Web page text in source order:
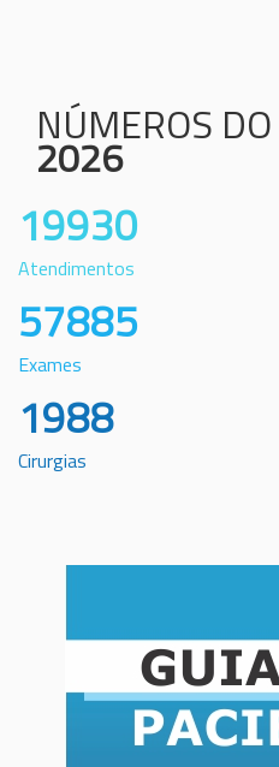
NÚMEROS DO
2026
19930
Atendimentos
57885
Exames
1988
Cirurgias